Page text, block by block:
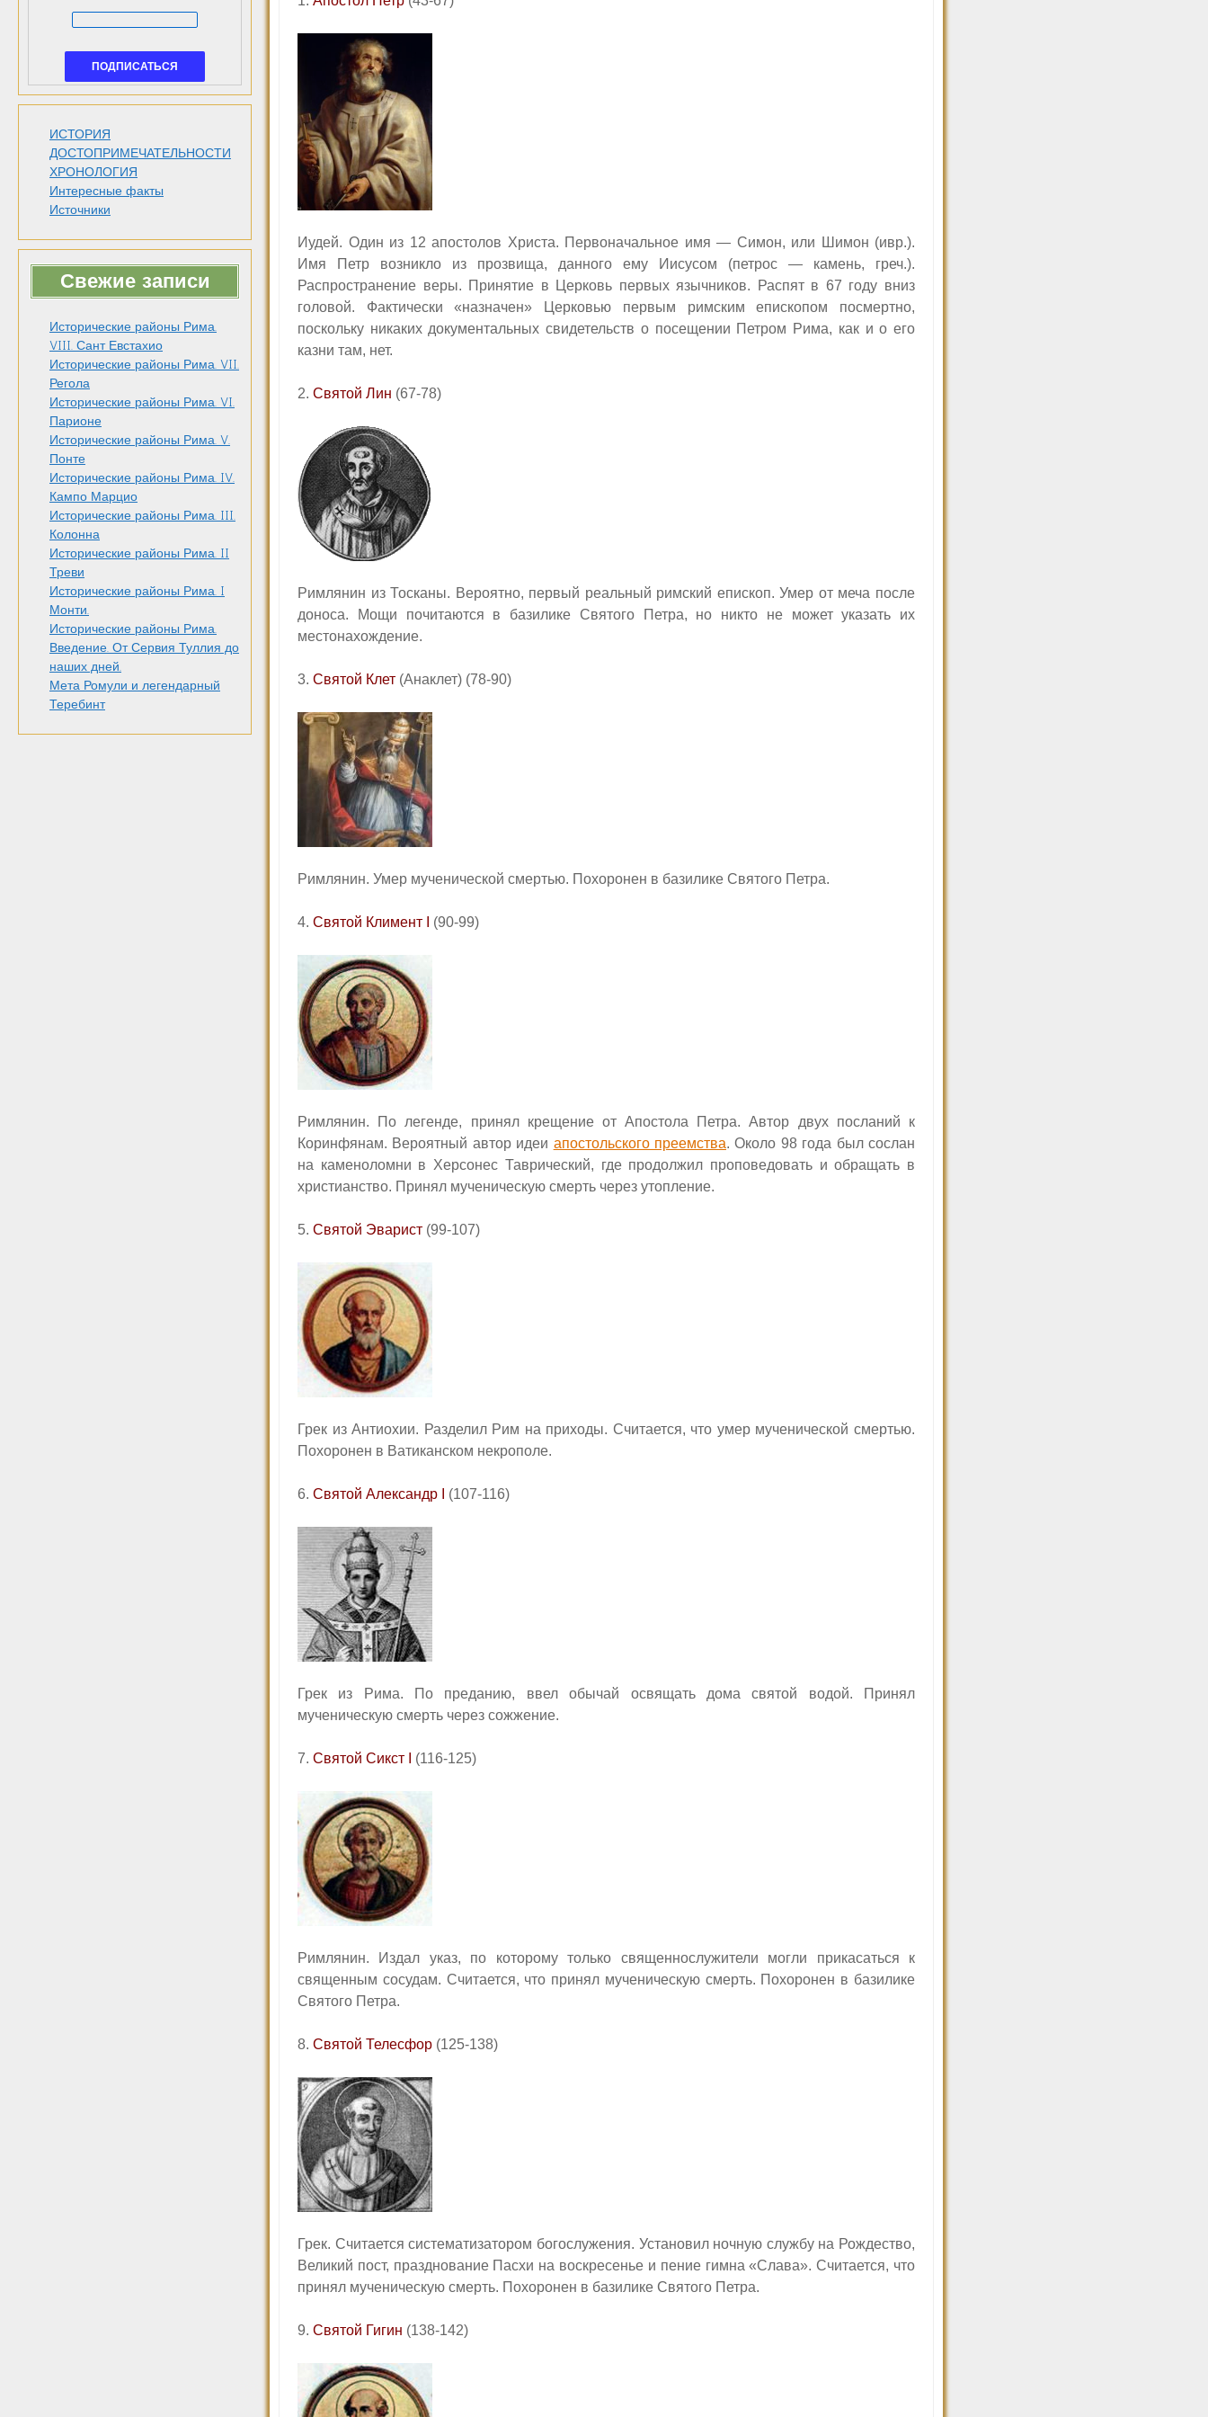
ИСТОРИЯ
ДОСТОПРИМЕЧАТЕЛЬНОСТИ
ХРОНОЛОГИЯ
Интересные факты
Источники
Свежие записи
Исторические районы Рима.
VIII. Сант Евстахио
Исторические районы Рима. VII.
Регола
Исторические районы Рима. VI.
Парионе
Исторические районы Рима. V.
Понте
Исторические районы Рима. IV.
Кампо Марцио
Исторические районы Рима. III.
Колонна
Исторические районы Рима. II
Треви
Исторические районы Рима. I
Монти.
Исторические районы Рима.
Введение. От Сервия Туллия до
наших дней.
Мета Ромули и легендарный
Теребинт
Иудей. Один из 12 апостолов Христа. Первоначальное имя — Симон, или Шимон (ивр.).
Имя Петр возникло из прозвища, данного ему Иисусом (петрос — камень, греч.).
Распространение веры. Принятие в Церковь первых язычников. Распят в 67 году вниз
головой. Фактически «назначен» Церковью первым римским епископом посмертно,
поскольку никаких документальных свидетельств о посещении Петром Рима, как и о его
казни там, нет.
2. Святой Лин (67-78)
Римлянин из Тосканы. Вероятно, первый реальный римский епископ. Умер от меча после
доноса. Мощи почитаются в базилике Святого Петра, но никто не может указать их
местонахождение.
3. Святой Клет (Анаклет) (78-90)
Римлянин. Умер мученической смертью. Похоронен в базилике Святого Петра.
4. Святой Климент (90-99)
Римлянин. По легенде, принял крещение от Апостола Петра.Автор двух посланий к
Коринфянам. Вероятный автор идеи апостольского преемства.Около 98 года был сослан
на каменоломни в Херсонес Таврический, где продолжил проповедовать и обращать в
христианство. Принял мученическую смерть через утопление.
5. Святой Эварист (99-107)
Грек из Антиохии. Разделил Рим на приходы. Считается, что умер мученической смертью.
Похоронен в Ватиканском некрополе.
6. Святой Александр (107-116)
Грек из Рима. По преданию, ввел обычай освящать дома святой водой. Принял
мученическую смерть через сожжение.
7. Святой Сикст (116-125)
Римлянин. Издал указ, по которому только священнослужители могли прикасаться к
священным сосудам. Считается, что принял мученическую смерть. Похоронен в базилике
Святого Петра.
8. Святой Телесфор (125-138)
Грек. Считается систематизатором богослужения. Установил ночную службу на Рождество,
Великий пост, празднование Пасхи на воскресенье и пение гимна «Слава». Считается, что
принял мученическую смерть. Похоронен в базилике Святого Петра.
9. Святой Гигин (138-142)